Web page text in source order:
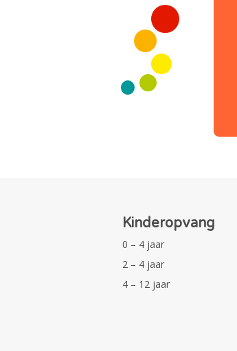
Kinderopvang
0 – 4 jaar
2 – 4 jaar
4 – 12 jaar